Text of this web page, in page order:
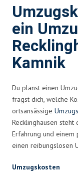
ein
Kamnik
Du planst einen
fragst dich, welche
ortsansässige
Recklinghausen
Erfahrung und
einen reibungslosen
Umzugskosten